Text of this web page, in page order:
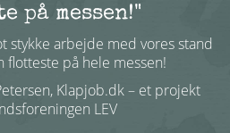
på messen!"
stykke arbejde med vores stand
flotteste på hele messen!
Klapjob.dk – et projekt
LEV